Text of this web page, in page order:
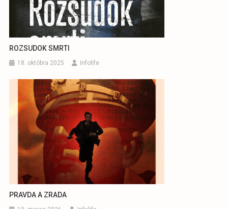
ROZSUDOK SMRTI
18. októbra 2025 Infolife
PRAVDA A ZRADA